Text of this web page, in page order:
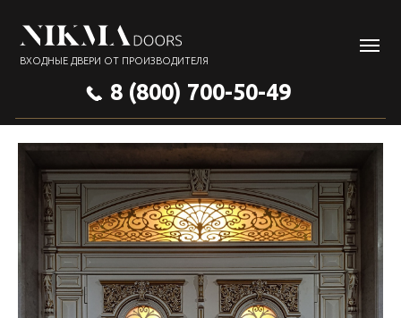
8 (800) 700-50-49
ВХОДНЫЕ ДВЕРИ ОТ ПРОИЗВОДИТЕЛЯ